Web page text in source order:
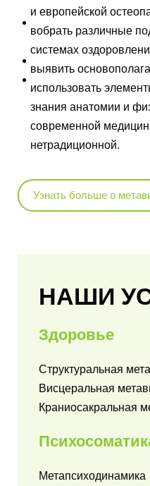
и европейской
вобрать различные
системах
выявить
использовать
знания анатомии и
современной
нетрадиционной.
Узнать больше о
НАШИ
Здоровье
Структуральная
Висцеральная
Краниосакральная
Метапсиходинамика